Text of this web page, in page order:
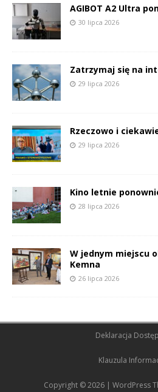
AGIBOT A2 Ultra
30 lipca 2026
Zatrzymaj się na
29 lipca 2026
Rzeczowo i
29 lipca 2026
Kino letnie
28 lipca 2026
W jednym miejscu
Kemna
26 lipca 2026
Deklaracja
Klauzula
Copyright © 2026 | WordPress